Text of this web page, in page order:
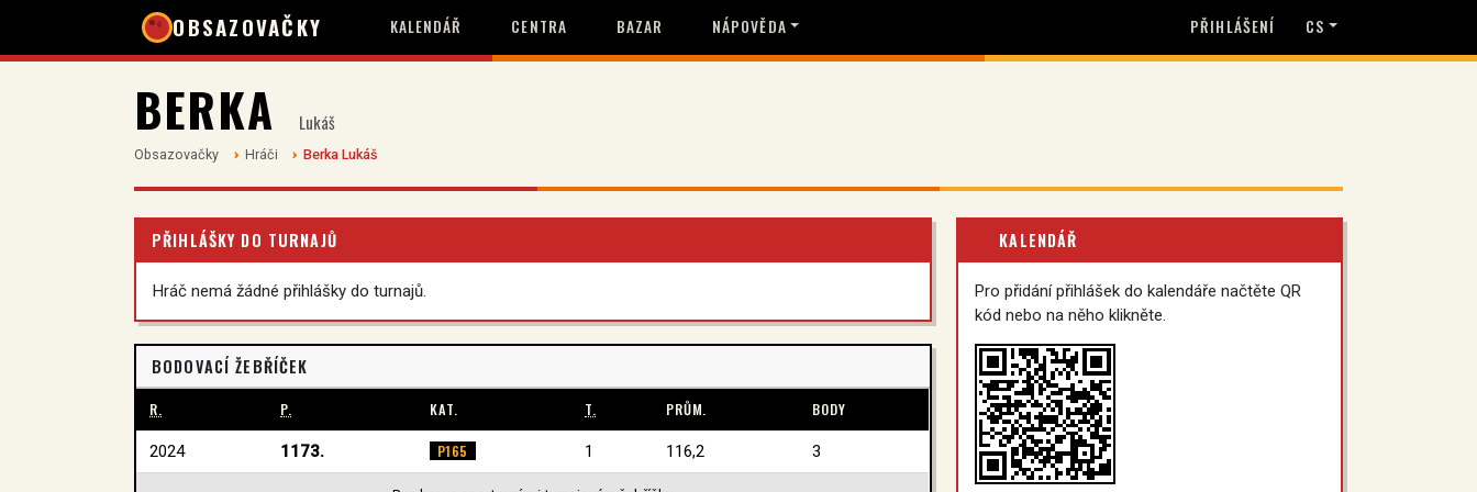
OBSAZOVAČKY KALENDÁŘ CENTRA BAZAR NÁPOVĚDA PŘIHLÁŠENÍ CS
BERKA Lukáš
Obsazovačky Hráči Berka Lukáš
PŘIHLÁŠKY DO TURNAJŮ
Hráč nemá žádné přihlášky do turnajů.
BODOVACÍ ŽEBŘÍČEK
R. P. KAT. T. PRŮM. BODY
2024 1173. P165 1 116,2 3
KALENDÁŘ
Pro přidání přihlášek do kalendáře načtěte QR
kód nebo na něho klikněte.